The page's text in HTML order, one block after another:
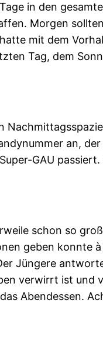
in den
Morgen
mit dem
Tag, dem
an,
GAU
schon so
geben konnte
Jüngere
verwirrt ist und
Abendessen.